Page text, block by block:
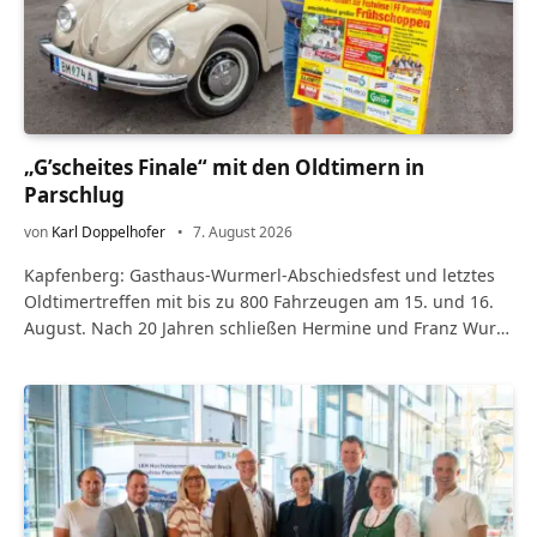
„G’scheites Finale“ mit den Oldtimern in
Parschlug
von Karl Doppelhofer 7. August 2026
Kapfenberg: Gasthaus-Wurmerl-Abschiedsfest und letztes
Oldtimertreffen mit bis zu 800 Fahrzeugen am 15. und 16.
August. Nach 20 Jahren schließen Hermine und Franz Wurm